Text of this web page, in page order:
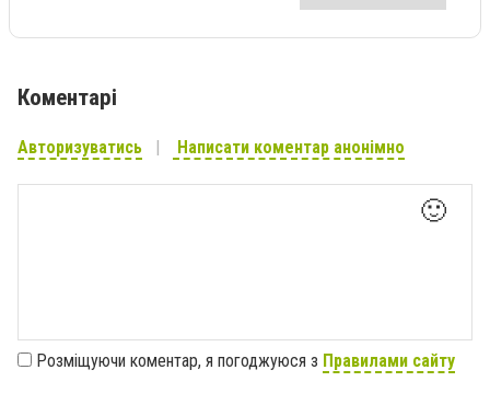
Коментарі
Авторизуватись Написати коментар анонімно
🙂
Розміщуючи коментар, я погоджуюся з Правилами сайту